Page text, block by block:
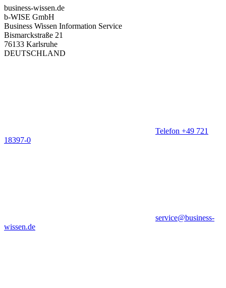
business-wissen.de
b-WISE GmbH
Business Wissen Information Service
Bismarckstraße 21
76133 Karlsruhe
DEUTSCHLAND
Telefon +49 721
18397-0
service@business-
wissen.de